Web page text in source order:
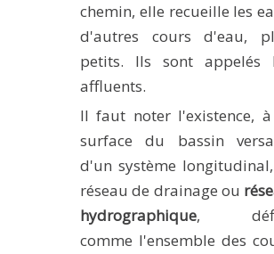
chemin, elle recueille les
d'autres cours d'eau,
petits. Ils sont appelés
affluents.
Il faut noter l'existence,
surface du bassin
d'un système
réseau de drainage ou
hydrographique,
comme l'ensemble des